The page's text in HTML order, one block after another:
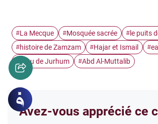
#La Mecque #Mosquée sacrée # le puits
#histoire de Zamzam #Hajar et Ismail #
tribu de Jurhum #Abd Al-Muttalib
Avez-vous apprécié ce